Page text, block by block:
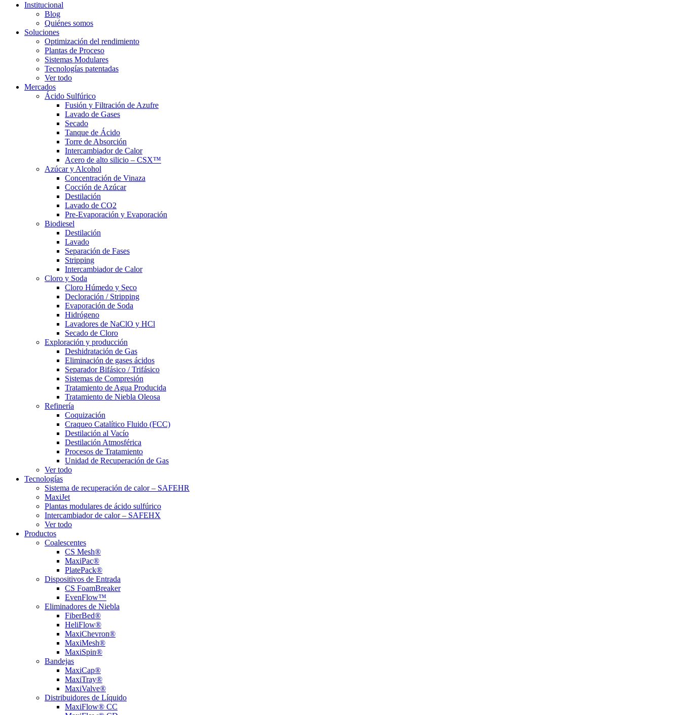
Institucional
Blog
Quiénes somos
Soluciones
Optimización del rendimiento
Plantas de Proceso
Sistemas Modulares
Tecnologías patentadas
Ver todo
Mercados
Ácido Sulfúrico
Fusión y Filtración de Azufre
Lavado de Gases
Secado
Tanque de Ácido
Torre de Absorción
Intercambiador de Calor
Acero de alto silicio – CSX™
Azúcar y Alcohol
Concentración de Vinaza
Cocción de Azúcar
Destilación
Lavado de CO2
Pre-Evaporación y Evaporación
Biodiesel
Destilación
Lavado
Separación de Fases
Stripping
Intercambiador de Calor
Cloro y Soda
Cloro Húmedo y Seco
Decloración / Stripping
Evaporación de Soda
Hidrógeno
Lavadores de NaClO y HCl
Secado de Cloro
Exploración y producción
Deshidratación de Gas
Eliminación de gases ácidos
Separador Bifásico / Trifásico
Sistemas de Compresión
Tratamiento de Agua Producida
Tratamiento de Niebla Oleosa
Refinería
Coquización
Craqueo Catalítico Fluido (FCC)
Destilación al Vacío
Destilación Atmosférica
Procesos de Tratamiento
Unidad de Recuperación de Gas
Ver todo
Tecnologías
Sistema de recuperación de calor – SAFEHR
MaxiJet
Plantas modulares de ácido sulfúrico
Intercambiador de calor – SAFEHX
Ver todo
Productos
Coalescentes
CS Mesh®
MaxiPac®
PlatePack®
Dispositivos de Entrada
CS FoamBreaker
EvenFlow™
Eliminadores de Niebla
FiberBed®
HeliFlow®
MaxiChevron®
MaxiMesh®
MaxiSpin®
Bandejas
MaxiCap®
MaxiTray®
MaxiValve®
Distribuidores de Líquido
MaxiFlow® CC